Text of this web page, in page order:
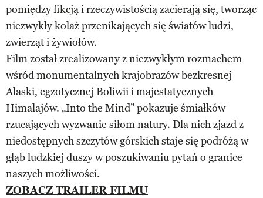
pomiędzy fikcją i rzeczywistością zacierają się, tworząc
niezwykły kolaż przenikających się światów ludzi,
zwierząt i żywiołów.
Film został zrealizowany z niezwykłym rozmachem
wśród monumentalnych krajobrazów bezkresnej
Alaski, egzotycznej Boliwii i majestatycznych
Himalajów. „Into the Mind” pokazuje śmiałków
rzucających wyzwanie siłom natury. Dla nich zjazd z
niedostępnych szczytów górskich staje się podróżą w
głąb ludzkiej duszy w poszukiwaniu pytań o granice
naszych możliwości.
ZOBACZ TRAILER FILMU